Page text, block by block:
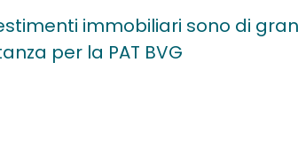
immobiliari sono di
per la PAT BVG